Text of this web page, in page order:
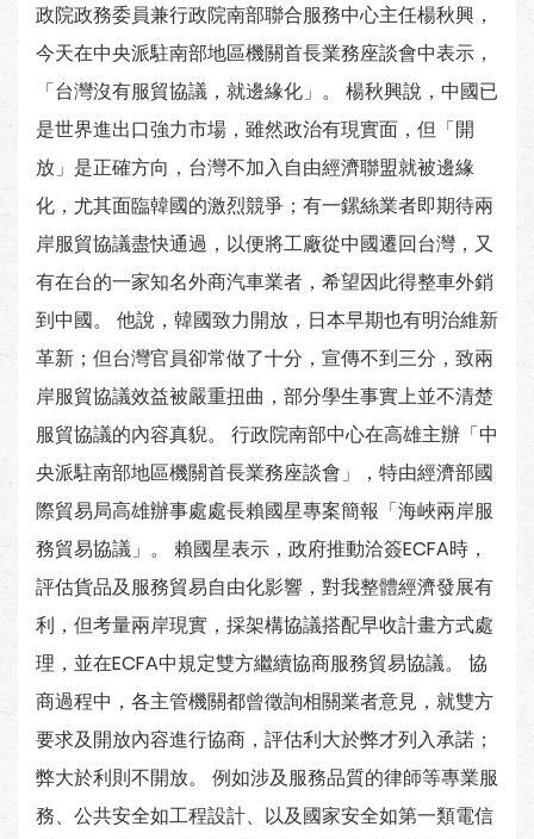
政院政務委員兼行政院南部聯合服務中心主任楊秋興，
今天在中央派駐南部地區機關首長業務座談會中表示，
「台灣沒有服貿協議，就邊緣化」。 楊秋興說，中國已
是世界進出口強力市場，雖然政治有現實面，但「開
放」是正確方向，台灣不加入自由經濟聯盟就被邊緣
化，尤其面臨韓國的激烈競爭；有一鏍絲業者即期待兩
岸服貿協議盡快通過，以便將工廠從中國遷回台灣，又
有在台的一家知名外商汽車業者，希望因此得整車外銷
到中國。 他說，韓國致力開放，日本早期也有明治維新
革新；但台灣官員卻常做了十分，宣傳不到三分，致兩
岸服貿協議效益被嚴重扭曲，部分學生事實上並不清楚
服貿協議的內容真貎。 行政院南部中心在高雄主辦「中
央派駐南部地區機關首長業務座談會」，特由經濟部國
際貿易局高雄辦事處處長賴國星專案簡報「海峽兩岸服
務貿易協議」。 賴國星表示，政府推動洽簽ECFA時，
評估貨品及服務貿易自由化影響，對我整體經濟發展有
利，但考量兩岸現實，採架構協議搭配早收計畫方式處
理，並在ECFA中規定雙方繼續協商服務貿易協議。 協
商過程中，各主管機關都曾徵詢相關業者意見，就雙方
要求及開放內容進行協商，評估利大於弊才列入承諾；
弊大於利則不開放。 例如涉及服務品質的律師等專業服
務、公共安全如工程設計、以及國家安全如第一類電信